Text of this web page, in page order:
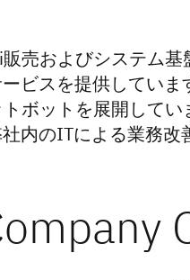
売およびシステム基
ビスを提供していま
ボットを展開してい
内のITによる業務改